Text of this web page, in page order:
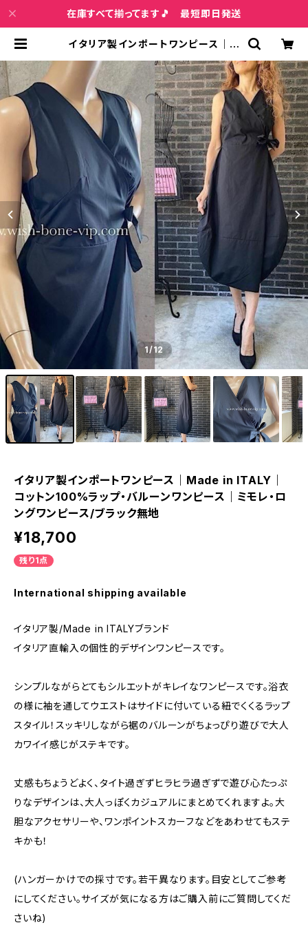
在庫すべて揃ってます🎵 最短即日発送
イタリア製インポートワンピース｜M
プ・バルーンワンピース｜ミモレ・ロン
グワンピース/ブラック無地 | インポ
ートファッション＆ジュエリー Wish
Bone VIP
1/12
イタリア製インポートワンピース｜Made in ITALY｜
コットン100%ラップ・バルーンワンピース｜ミモレ・ロ
ングワンピース/ブラック無地
¥18,700
残り1点
International shipping available
イタリア製/Made in ITALYブランド
イタリア直輸入の個性的デザインワンピースです。
シンプルながらとてもシルエットがキレイなワンピースです。浴衣
の様に袖を通してウエストはサイドに付いている紐でくくるラップ
スタイル！スッキリしながら裾のバルーンがちょっぴり遊びで大人
カワイイ感じがステキです。
丈感もちょうどよく、タイト過ぎずヒラヒラ過ぎずで遊び心たっぷ
りなデザインは、大人っぽくカジュアルにまとめてくれますよ。大
胆なアクセサリーや、ワンポイントスカーフなどをあわせてもステ
キかも！
(ハンガーかけでの採寸です。若干異なります。目安としてご参考
にしてください。サイズが気になる方はご購入前にご質問してくだ
さいね)